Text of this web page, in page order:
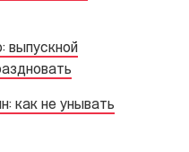
выпускной
как не унывать